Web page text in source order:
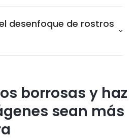
desenfoque de rostros
borrosas y haz
sean más